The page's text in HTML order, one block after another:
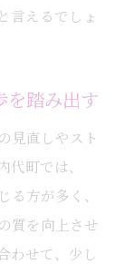
言えるでしょ
を踏み出す
見直しやスト
町では、
方が多く、
質を向上させ
わせて、少し